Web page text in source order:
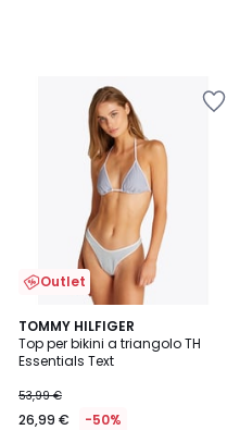
Outlet
TOMMY HILFIGER
Top per bikini a triangolo TH
Essentials Text
53,99 €
26,99 € -50%